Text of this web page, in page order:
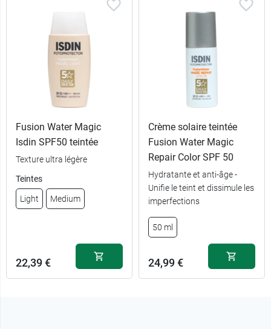
Fusion Water Magic
Isdin SPF50 teintée
Texture ultra légère
Teintes
Light Medium
22,39 €
Crème solaire teintée
Fusion Water Magic
Repair Color SPF 50
Hydratante et anti-âge -
Unifie le teint et dissimule les
imperfections
50 ml
24,99 €